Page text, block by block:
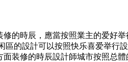
的時辰，應當按照業主的爱好
區的設計可以按照快乐喜爱举行
装修的時辰設計師城市按照总